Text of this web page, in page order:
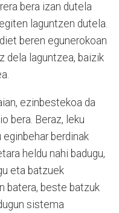
bera izan dutela
laguntzen dutela.
beren egunerokoan
dela laguntzea, baizik
ezinbestekoa da
bera. Beraz, leku
berdinak
heldu nahi badugu,
eta batzuek
batera, beste batzuk
sistema